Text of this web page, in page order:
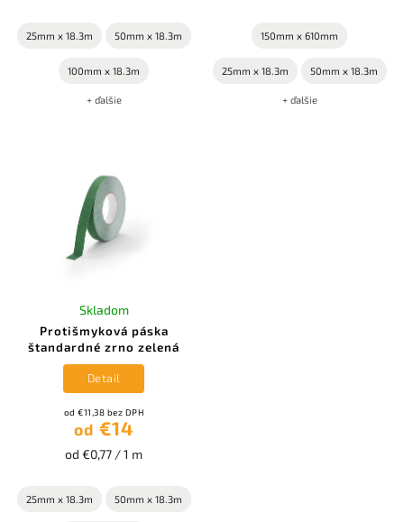
25mm x 18.3m 50mm x 18.3m
100mm x 18.3m
+ ďalšie
150mm x 610mm
25mm x 18.3m 50mm x 18.3m
+ ďalšie
Protišmyková páska
štandardné zrno zelená
Skladom
od €11,38 bez DPH
od €14
od €0,77 / 1 m
Detail
25mm x 18.3m 50mm x 18.3m